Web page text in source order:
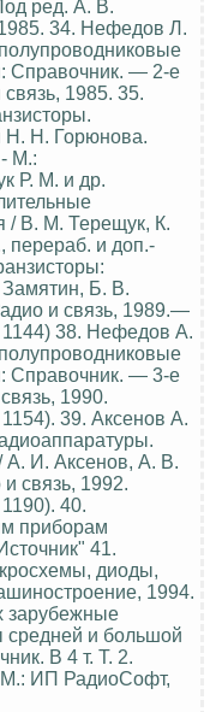
ред. А. В.
34. Нефедов Л.
Справочник. — 2-е
1985. 35.
Н. Н. Горюнова.
М.:
Р. М. и др.
/ В. М. Терещук, К.
и доп.-
Б. В.
и связь, 1989.—
38. Нефедов А.
Справочник. — 3-е
1990.
39. Аксенов А.
А. И. Аксенов, А. В.
связь, 1992.
40.
приборам
41.
диоды,
1994.
зарубежные
средней и большой
В 4 т. Т. 2.
М.: ИП РадиоСофт,